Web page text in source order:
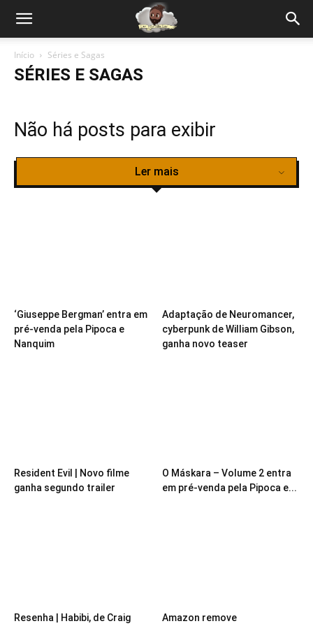
Início Séries e Sagas
SÉRIES E SAGAS
Não há posts para exibir
Ler mais
‘Giuseppe Bergman’ entra em
pré-venda pela Pipoca e
Nanquim
Adaptação de Neuromancer,
cyberpunk de William Gibson,
ganha novo teaser
Resident Evil | Novo filme
ganha segundo trailer
O Máskara – Volume 2 entra
em pré-venda pela Pipoca e...
Resenha | Habibi, de Craig Amazon remove